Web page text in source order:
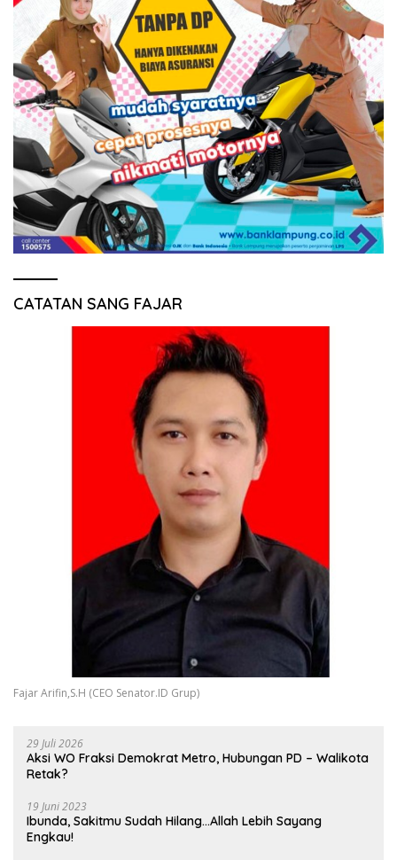
CATATAN SANG FAJAR
Fajar Arifin,S.H (CEO Senator.ID Grup)
29 Juli 2026
Aksi WO Fraksi Demokrat Metro, Hubungan PD – Walikota
Retak?
19 Juni 2023
Ibunda, Sakitmu Sudah Hilang…Allah Lebih Sayang
Engkau!